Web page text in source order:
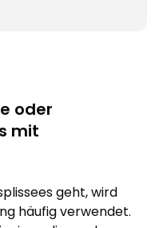
oder
mit
geht, wird
häufig verwendet.